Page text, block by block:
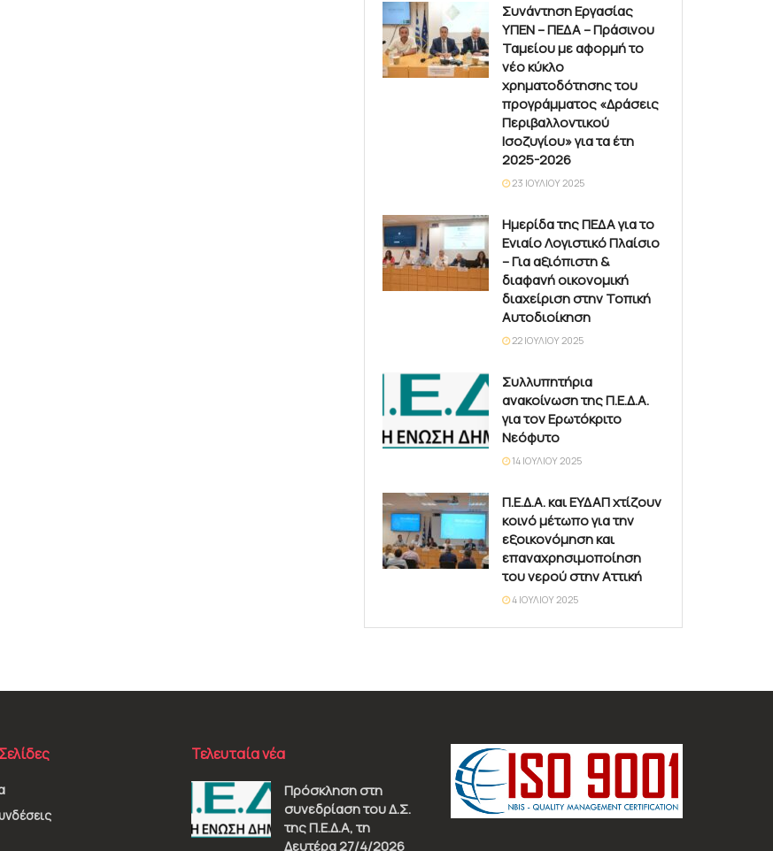
Συνάντηση Εργασίας
ΥΠΕΝ – ΠΕΔΑ – Πράσινου
Ταμείου με αφορμή το
νέο κύκλο
χρηματοδότησης του
προγράμματος «Δράσεις
Περιβαλλοντικού
Ισοζυγίου» για τα έτη
2025-2026
23 ΙΟΥΛΊΟΥ 2025
Ημερίδα της ΠΕΔΑ για το
Ενιαίο Λογιστικό Πλαίσιο
– Για αξιόπιστη &
διαφανή οικονομική
διαχείριση στην Τοπική
Αυτοδιοίκηση
22 ΙΟΥΛΊΟΥ 2025
Συλλυπητήρια
ανακοίνωση της Π.Ε.Δ.Α.
για τον Ερωτόκριτο
Νεόφυτο
14 ΙΟΥΛΊΟΥ 2025
Π.Ε.Δ.Α. και ΕΥΔΑΠ χτίζουν
κοινό μέτωπο για την
εξοικονόμηση και
επαναχρησιμοποίηση
του νερού στην Αττική
4 ΙΟΥΛΊΟΥ 2025
Τελευταία νέα
Πρόσκληση στη
συνεδρίαση του Δ.Σ.
της Π.Ε.Δ.Α, τη
Δευτέρα 27/4/2026